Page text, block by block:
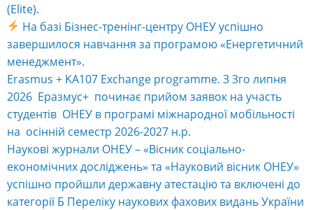
(Elite).
На базі Бізнес-тренінг-центру ОНЕУ успішно
завершилося навчання за програмою «Енергетичний
менеджмент».
Erasmus + KA107 Exchange programme. З 3го липня
2026 Еразмус+ починає прийом заявок на участь
студентів ОНЕУ в програмі міжнародної мобільності
на осінній семестр 2026-2027 н.р.
Наукові журнали ОНЕУ – «Вісник соціально-
економічних досліджень» та «Науковий вісник ОНЕУ»
успішно пройшли державну атестацію та включені до
категорії Б Переліку наукових фахових видань України